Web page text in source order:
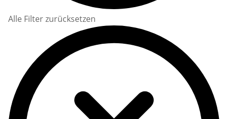
Alle Filter zurücksetzen